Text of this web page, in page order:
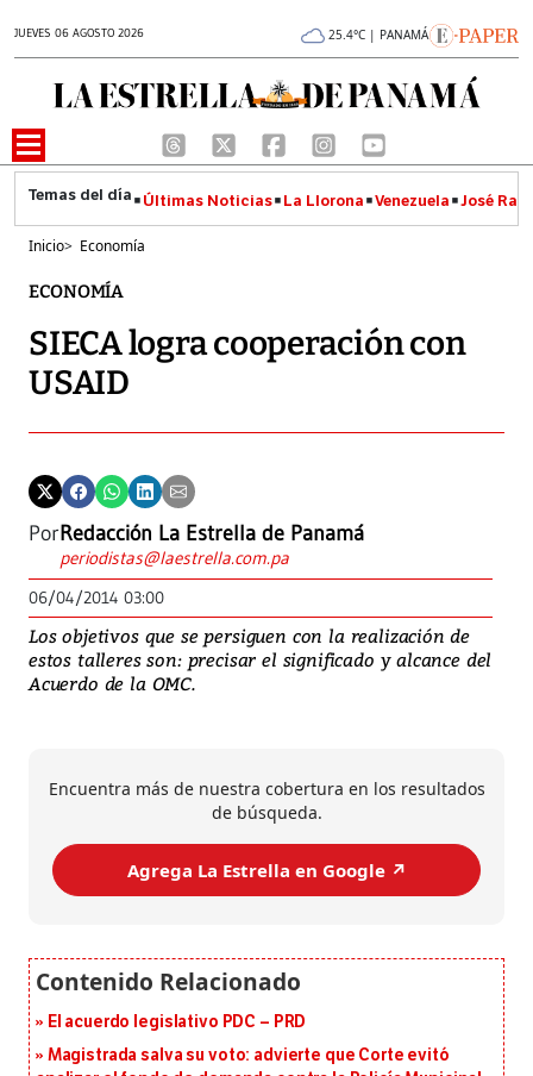
JUEVES 06 AGOSTO 2026 25.4°C | PANAMÁ
Últimas Noticias La Llorona Venezuela José
Inicio> Economía
ECONOMÍA
SIECA logra cooperación con
USAID
PorRedacción La Estrella de Panamá
periodistas@laestrella.com.pa
06/04/2014 03:00
Los objetivos que se persiguen con la realización de
estos talleres son: precisar el significado y alcance del
Acuerdo de la OMC.
Encuentra más de nuestra cobertura en los resultados
de búsqueda.
Agrega La Estrella en Google ↗️
El acuerdo legislativo PDC – PRD
Magistrada salva su voto: advierte que Corte evitó